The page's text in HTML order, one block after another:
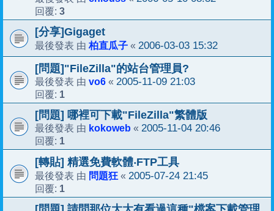
回覆: 3
[分享]Gigaget
最後發表 由柏直瓜子 « 2006-03-03 15:32
[問題]"FileZilla"的站台管理員?
最後發表 由 vo6 « 2005-11-09 21:03
回覆: 1
[問題] 哪裡可下載"FileZilla"繁體版
最後發表 由 kokoweb « 2005-11-04 20:46
回覆: 1
[轉貼] 精選免費軟體‧FTP工具
最後發表 由 問題狂 « 2005-07-24 21:45
回覆: 1